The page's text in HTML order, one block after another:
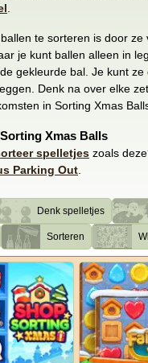
.
te sorteren is door ze
je kunt ballen alleen in
gekleurde bal. Je kunt ze
Denk na over elke
in Sorting Xmas
Xmas Balls
spelletjes zoals
Parking Out.
Denk spelletjes
Sorteren